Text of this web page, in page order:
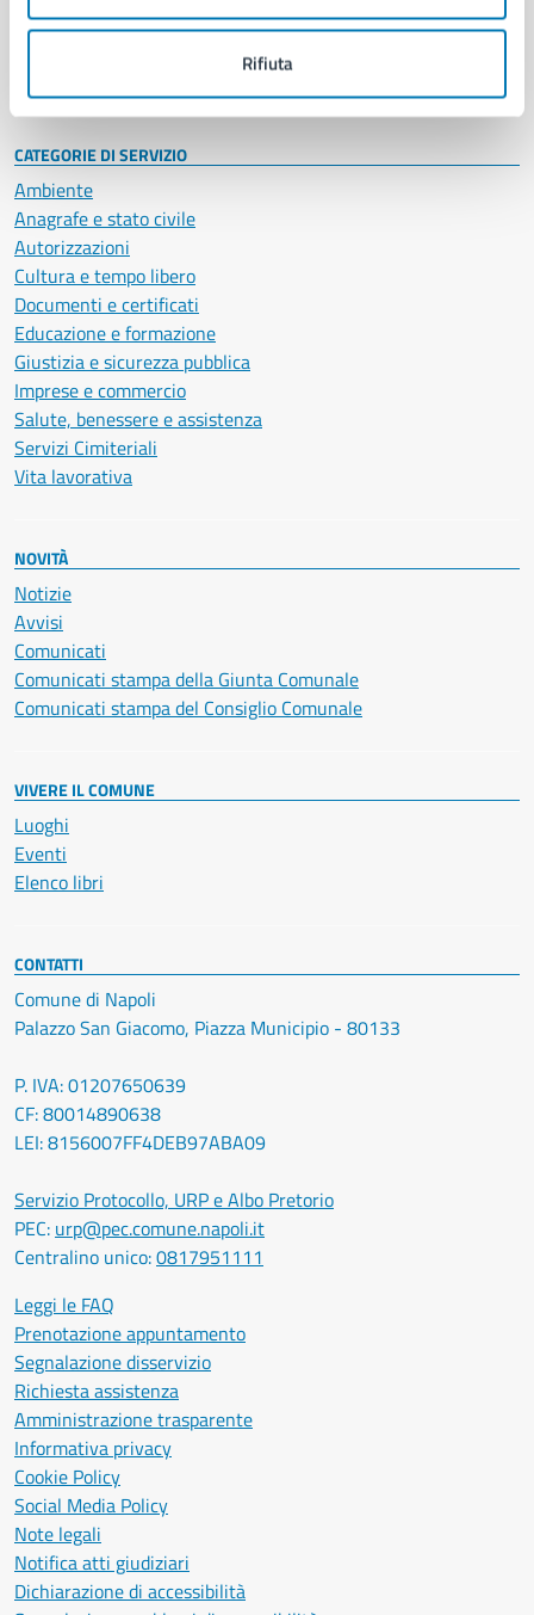
Rifiuta
Personale amministrativo
Intranet, posta aziendale e protocollo
CATEGORIE DI SERVIZIO
Ambiente
Anagrafe e stato civile
Autorizzazioni
Cultura e tempo libero
Documenti e certificati
Educazione e formazione
Giustizia e sicurezza pubblica
Imprese e commercio
Salute, benessere e assistenza
Servizi Cimiteriali
Vita lavorativa
NOVITÀ
Notizie
Avvisi
Comunicati
Comunicati stampa della Giunta Comunale
Comunicati stampa del Consiglio Comunale
VIVERE IL COMUNE
Luoghi
Eventi
Elenco libri
CONTATTI
Comune di Napoli
Palazzo San Giacomo, Piazza Municipio - 80133
P. IVA: 01207650639
CF: 80014890638
LEI: 8156007FF4DEB97ABA09
Servizio Protocollo, URP e Albo Pretorio
PEC: urp@pec.comune.napoli.it
Centralino unico:0817951111
Leggi le FAQ
Prenotazione appuntamento
Segnalazione disservizio
Richiesta assistenza
Amministrazione trasparente
Informativa privacy
Cookie Policy
Social Media Policy
Note legali
Notifica atti giudiziari
Dichiarazione di accessibilità